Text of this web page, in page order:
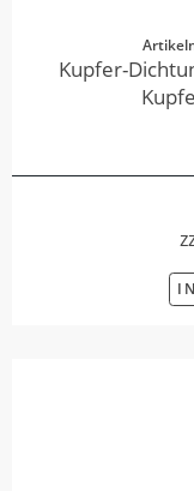
Kupfer-